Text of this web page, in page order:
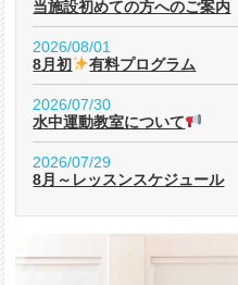
当施設初めての方へのご案内
2026/08/01
8月初
有料プログラム
2026/07/30
水中運動教室について
2026/07/29
8月～レッスンスケジュール